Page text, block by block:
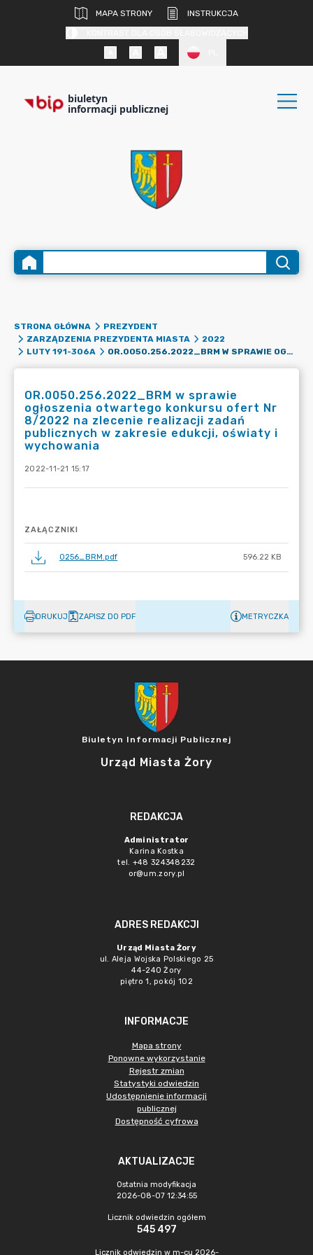
MAPA STRONY
INSTRUKCJA
biuletyn
informacji publicznej
STRONA GŁÓWNA
PREZYDENT
ZARZĄDZENIA PREZYDENTA MIASTA
2022
LUTY 191-306A
OR.0050.256.2022_BRM W SPRAWIE OGŁOSZENIA OTWARTEGO KONKURSU OFERT NR 8/2022 NA ZLECENIE REALIZACJI ZADAŃ PUBLICZNYCH W ZAKRESIE EDUKCJI, OŚWIATY I WYCHOWANIA
OR.0050.256.2022_BRM w sprawie
ogłoszenia otwartego konkursu ofert Nr
8/2022 na zlecenie realizacji zadań
publicznych w zakresie edukcji, oświaty i
wychowania
2022-11-21 15:17
ZAŁĄCZNIKI
0256_BRM.pdf 596.22 KB
DRUKUJ ZAPISZ DO PDF METRYCZKA
Biuletyn Informacji Publicznej
Urząd Miasta Żory
REDAKCJA
Administrator
Karina Kostka
tel. +48 324348232
or@um.zory.pl
ADRES REDAKCJI
Urząd Miasta Żory
ul. Aleja Wojska Polskiego 25
44-240 Żory
piętro 1, pokój 102
INFORMACJE
Mapa strony
Ponowne wykorzystanie
Rejestr zmian
Statystyki odwiedzin
Udostępnienie informacji
publicznej
Dostępność cyfrowa
AKTUALIZACJE
Ostatnia modyfikacja
2026-08-07 12:34:55
Licznik odwiedzin ogółem
545 497
Licznik odwiedzin w m-cu 2026-